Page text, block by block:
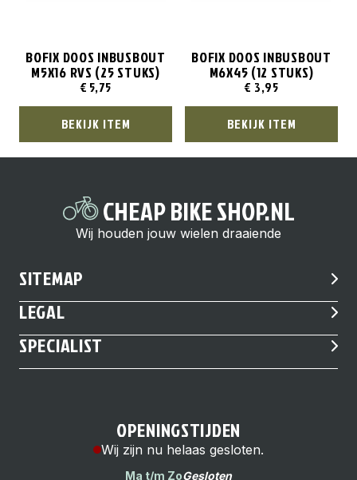
BOFIX DOOS INBUSBOUT
M5X16 RVS (25 STUKS)
€ 5,75
BEKIJK ITEM
BOFIX DOOS INBUSBOUT
M6X45 (12 STUKS)
€ 3,95
BEKIJK ITEM
CHEAP BIKE SHOP.NL
Wij houden jouw wielen draaiende
SITEMAP
LEGAL
SPECIALIST
OPENINGSTIJDEN
Wij zijn nu helaas gesloten.
Ma t/m ZoGesloten